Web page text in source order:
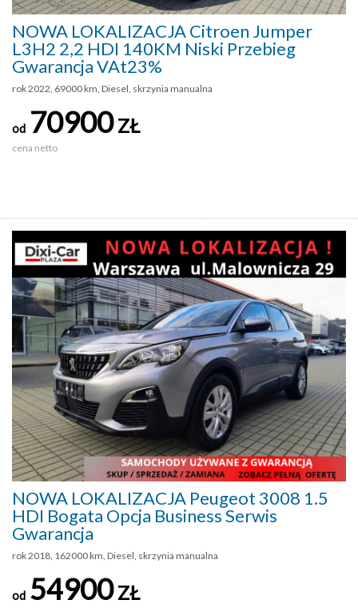
NOWA LOKALIZACJA Citroen Jumper
L3H2 2,2 HDI 140KM Niski Przebieg
Gwarancja VAt23%
rok 2022, 69000 km, Diesel, skrzynia manualna
od 70900ZŁ
cena netto
NOWA LOKALIZACJA Peugeot 3008 1.5
HDI Bogata Opcja Business Serwis
Gwarancja
rok 2018, 162000 km, Diesel, skrzynia manualna
od 54900ZŁ